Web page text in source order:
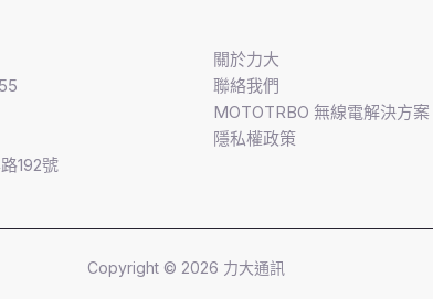
192號
關於力大
聯絡我們
MOTOTRBO 無線電解決方案​
隱私權政策
Copyright © 2026 力大通訊